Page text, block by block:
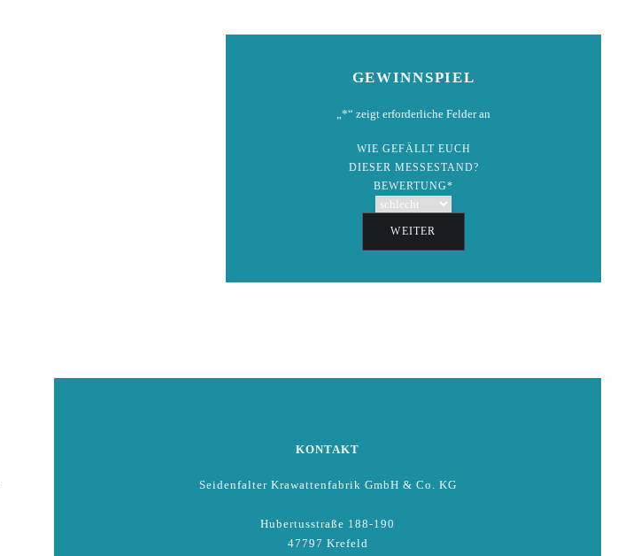
GEWINNSPIEL
„*“ zeigt erforderliche Felder an
WIE GEFÄLLT EUCH
DIESER MESSESTAND?
BEWERTUNG*
KONTAKT
Seidenfalter Krawattenfabrik GmbH & Co. KG
Hubertusstraße 188-190
47797 Krefeld